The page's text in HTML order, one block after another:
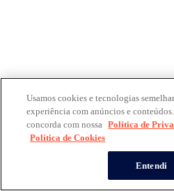
Usamos cookies e tecnologias
experiência com anúncios e
concorda com nossa Política de
Política de Cookies
Entendi